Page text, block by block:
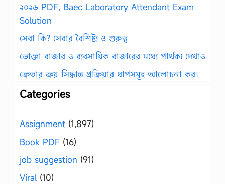
২০২৬ PDF, Baec Laboratory Attendant Exam
Solution
সেবা কি? সেবার বৈশিষ্ট্য ও গুরুত্ব
ভোক্তা বাজার ও ব্যবসায়িক বাজারের মধ্যে পার্থক্য দেখাও
ক্রেতার ক্রয় সিদ্ধান্ত প্রক্রিয়ার ধাপসমূহ আলোচনা কর।
Categories
Assignment (1,897)
Book PDF (16)
job suggestion (91)
Viral (10)